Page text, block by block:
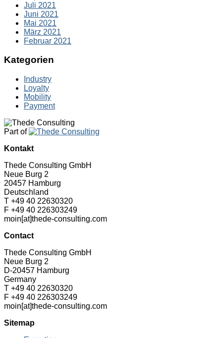
Juli 2021
Juni 2021
Mai 2021
März 2021
Februar 2021
Kategorien
Industry
Loyalty
Mobility
Payment
Part of
Kontakt
Thede Consulting GmbH
Neue Burg 2
20457 Hamburg
Deutschland
T +49 40 22630320
F +49 40 226303249
moin[at]thede-consulting.com
Contact
Thede Consulting GmbH
Neue Burg 2
D-20457 Hamburg
Germany
T +49 40 22630320
F +49 40 226303249
moin[at]thede-consulting.com
Sitemap